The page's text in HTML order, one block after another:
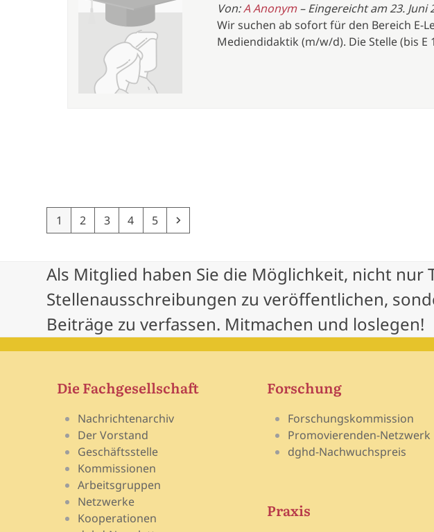
Von:A Anonym– Eingereicht am 23. Juni
Wir suchen ab sofort für den Bereich E-
Mediendidaktik (m/w/d). Die Stelle (bis E
Page
1 Page
2 Page
3 Page
4 Page
5 Next
Als Mitglied haben Sie die Möglichkeit, nicht nur
Stellenausschreibungen zu veröffentlichen,
Beiträge zu verfassen. Mitmachen und loslegen!
Die Fachgesellschaft
Nachrichtenarchiv
Der Vorstand
Geschäftsstelle
Kommissionen
Arbeitsgruppen
Netzwerke
Kooperationen
Forschung
Forschungskommission
Promovierenden-Netzwerk
dghd-Nachwuchspreis
Praxis